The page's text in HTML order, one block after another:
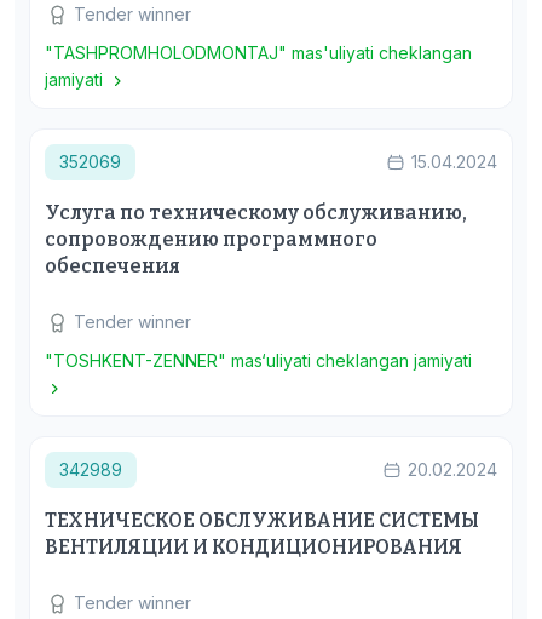
Tender winner
"TASHPROMHOLODMONTAJ" mas'uliyati cheklangan
jamiyati
352069 15.04.2024
Услуга по техническому обслуживанию,
сопровождению программного
обеспечения
Tender winner
"TOSHKENT-ZENNER" mas‘uliyati cheklangan jamiyati
342989 20.02.2024
ТЕХНИЧЕСКОЕ ОБСЛУЖИВАНИЕ СИСТЕМЫ
ВЕНТИЛЯЦИИ И КОНДИЦИОНИРОВАНИЯ
Tender winner